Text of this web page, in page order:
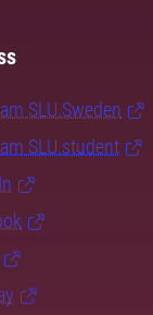
SLU.Sweden
SLU.student